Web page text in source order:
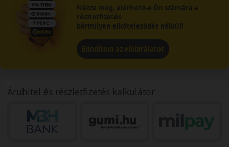
Nézze meg, elérhető-e Ön számára a
részletfizetés
bármilyen elköteleződés nélkül!
Elindítom az előbírálatot
Áruhitel és részletfizetés kalkulátor